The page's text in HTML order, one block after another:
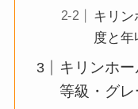
キリン
度と
キリンホ
等級・グ